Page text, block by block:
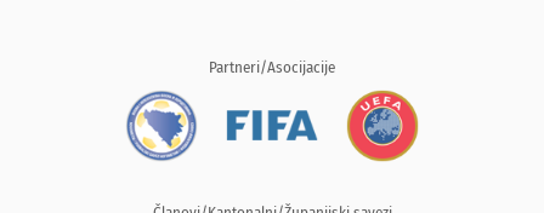
Partneri/Asocijacije